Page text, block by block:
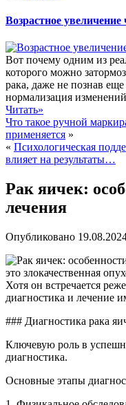
Возрастное
Вот почему одним из
которого можно
рака, даже не познав
нормализация
Читать»
Что такое ручной
применяется »
« Психологическая
влияет на результаты…
Рак яичек:
лечения
Опубликовано
это злокачественная
Хотя он встречается
диагностика и лечение
### Диагностика рака
Ключевую роль в
диагностика.
Основные этапы